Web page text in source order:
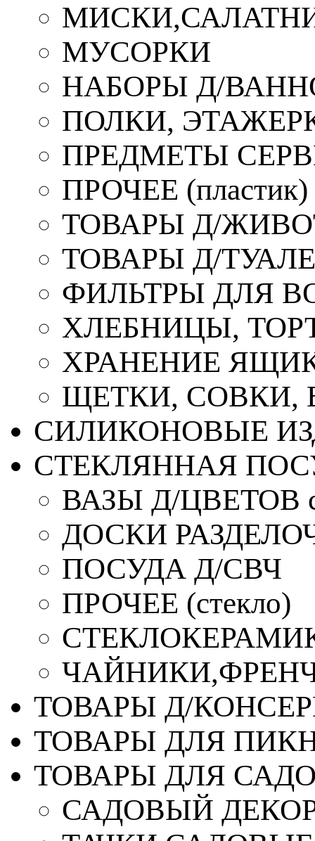
МУСОРКИ
НАБОРЫ Д/
ПОЛКИ,
ПРЕДМЕТЫ
ПРОЧЕЕ (пластик)
ТОВАРЫ Д/
ТОВАРЫ Д/
ФИЛЬТРЫ ДЛЯ
ХЛЕБНИЦЫ,
ХРАНЕНИЕ
ЩЕТКИ, СОВКИ,
СИЛИКОНОВЫЕ
СТЕКЛЯННАЯ
ВАЗЫ Д/ЦВЕТОВ
ДОСКИ
ПОСУДА Д/СВЧ
ПРОЧЕЕ (стекло)
ТОВАРЫ Д/
ТОВАРЫ ДЛЯ
ТОВАРЫ ДЛЯ
САДОВЫЙ